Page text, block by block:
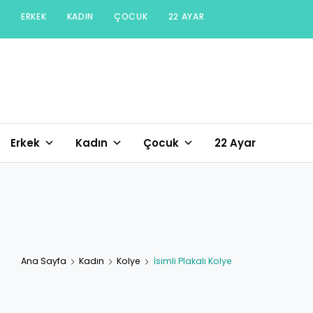
content
ERKEK KADIN ÇOCUK 22 AYAR
Erkek Kadın Çocuk 22 Ayar
Ana Sayfa Kadın Kolye İsimli Plakalı Kolye